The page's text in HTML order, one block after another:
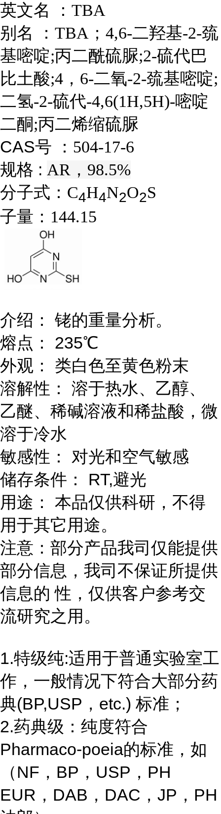
英文名 ： TBA
别名 ： TBA；4,6-二羟基-2-巯
基嘧啶;丙二酰硫脲;2-硫代巴
比土酸;4，6-二氧-2-巯基嘧啶;
二氢-2-硫代-4,6(1H,5H)-嘧啶
二酮;丙二烯缩硫脲
CAS号 ： 504-17-6
规格 : AR，98.5%
分子式： C4H4N2O2S
子量： 144.15
介绍： 铑的重量分析。
熔点： 235℃
外观： 类白色至黄色粉末
溶解性： 溶于热水、乙醇、
乙醚、稀碱溶液和稀盐酸，微
溶于冷水
敏感性： 对光和空气敏感
储存条件： RT,避光
用途： 本品仅供科研，不得
用于其它用途。
注意：部分产品我司仅能提供
部分信息，我司不保证所提供
信息的 性，仅供客户参考交
流研究之用。
1.特级纯:适用于普通实验室工
作，一般情况下符合大部分药
典(BP,USP，etc.) 标准；
2.药典级：纯度符合
Pharmaco-poeia的标准，如
（NF，BP，USP，PH
EUR，DAB，DAC，JP，PH